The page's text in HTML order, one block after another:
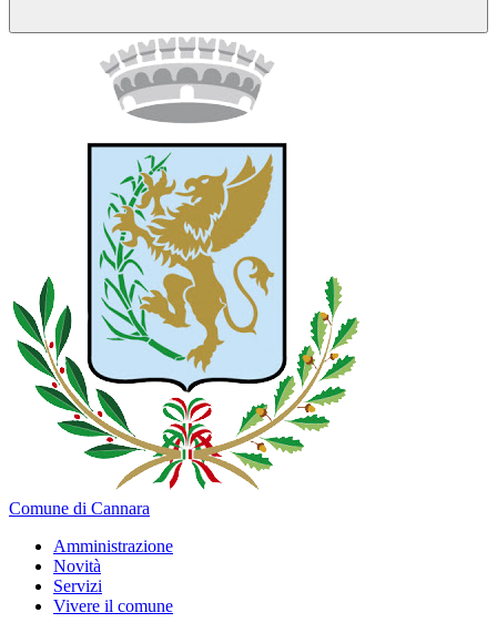
Comune di Cannara
Amministrazione
Novità
Servizi
Vivere il comune